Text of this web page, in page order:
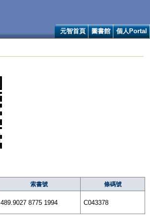
元智首頁 圖書館 個人Portal
索書號 條碼號
489.9027 8775 1994 C043378